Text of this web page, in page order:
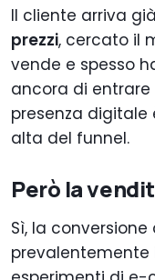
Il cliente arriva
prezzi, cercato il
vende e spesso
ancora di entrare
presenza
alta del funnel.
Però la
Sì, la
prevalentemente